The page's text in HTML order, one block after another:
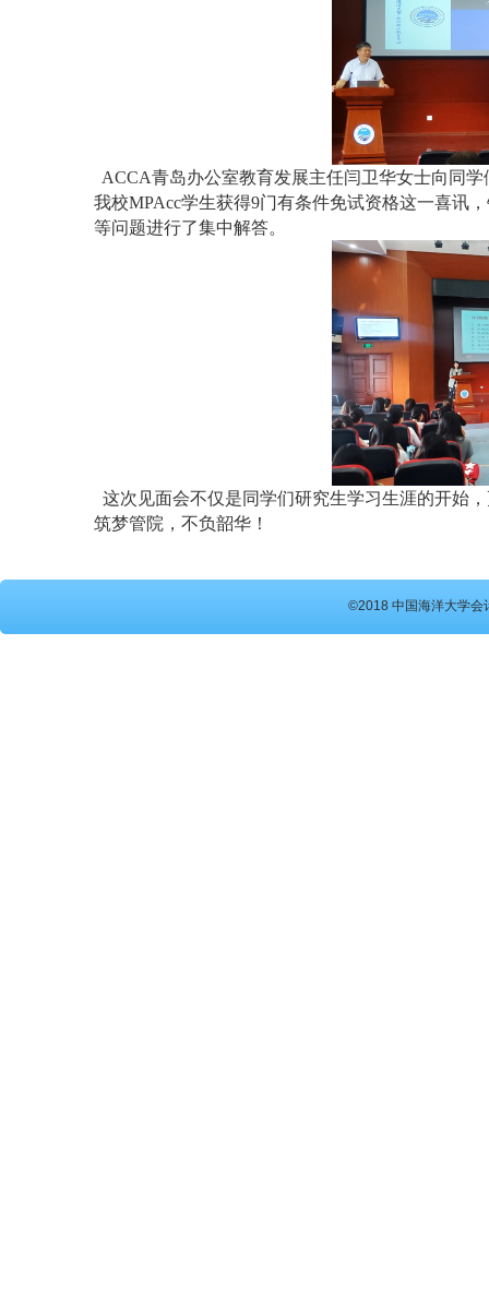
ACCA青岛办公室教育发展主任闫卫华女士向同
我校MPAcc学生获得9门有条件免试资格这一喜讯
等问题进行了集中解答。
这次见面会不仅是同学们研究生学习生涯的开始
筑梦管院，不负韶华！
©2018 中国海洋大学会